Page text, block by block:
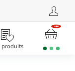
produits